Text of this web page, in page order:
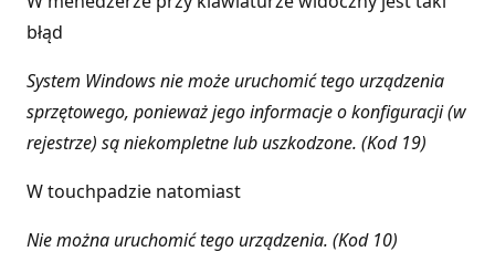
błąd
System Windows nie może uruchomić tego urządzenia
sprzętowego, ponieważ jego informacje o konfiguracji (w
rejestrze) są niekompletne lub uszkodzone. (Kod 19)
W touchpadzie natomiast
Nie można uruchomić tego urządzenia. (Kod 10)